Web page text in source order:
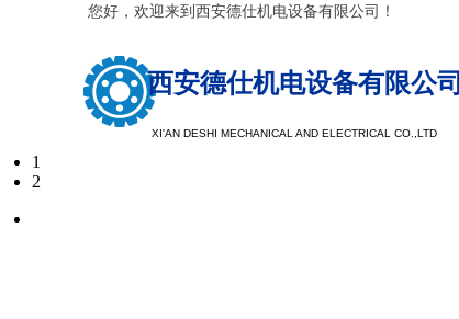
您好，欢迎来到西安德仕机电设备有限公司！
西安德仕机电设备有限公司
XI'AN DESHI MECHANICAL AND ELECTRICAL CO.,LTD
1
2